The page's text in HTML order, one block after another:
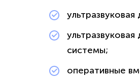
системы;
оперативные